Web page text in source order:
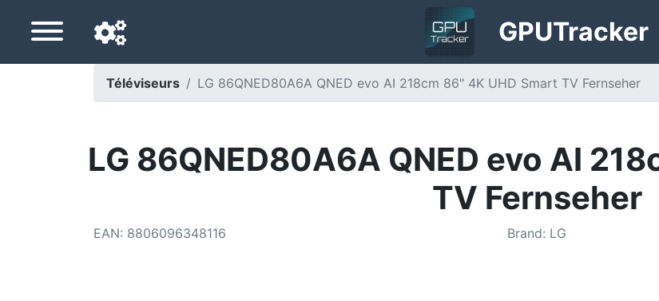
GPUTracker
Pays de livraison
Téléviseurs LG 86QNED80A6A QNED evo AI 218cm 86" 4K UHD Smart TV Fernseher
LG 86QNED80A6A QNED evo AI
TV Fernseher
EAN: 8806096348116 Brand: LG